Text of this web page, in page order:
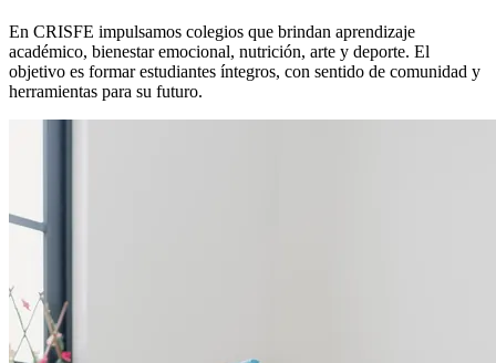
En CRISFE impulsamos colegios que brindan aprendizaje
académico, bienestar emocional, nutrición, arte y deporte. El
objetivo es formar estudiantes íntegros, con sentido de comunidad y
herramientas para su futuro.